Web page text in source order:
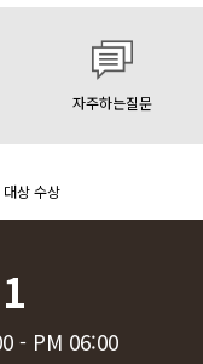
자주하는질문
상 수상
- PM 06:00